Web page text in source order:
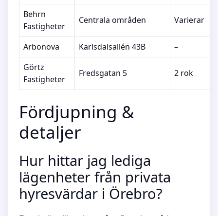
Behrn
Fastigheter
Centrala områden Varierar
Arbonova Karlsdalsallén 43B
–
Görtz
Fastigheter
Fredsgatan 5 2 rok
Fördjupning &
detaljer
Hur hittar jag lediga
lägenheter från privata
hyresvärdar i Örebro?